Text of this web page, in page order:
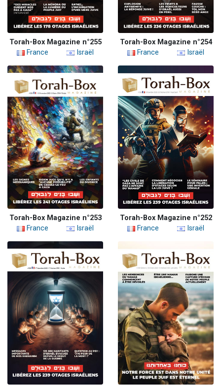
Torah-Box Magazine n°255
France
Israël
Torah-Box Magazine n°254
France
Israël
Torah-Box Magazine n°253
France
Israël
Torah-Box Magazine n°252
France
Israël